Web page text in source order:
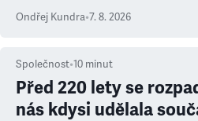
Ondřej Kundra•7. 8. 2026
Společnost•10 minut
Před 220 lety se
nás kdysi udělala